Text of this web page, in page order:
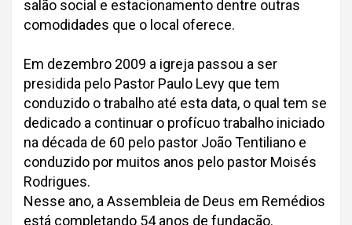
salão social e estacionamento dentre outras
comodidades que o local oferece.
Em dezembro 2009 a igreja passou a ser
presidida pelo Pastor Paulo Levy que tem
conduzido o trabalho até esta data, o qual tem se
dedicado a continuar o profícuo trabalho iniciado
na década de 60 pelo pastor João Tentiliano e
conduzido por muitos anos pelo pastor Moisés
Rodrigues.
Nesse ano, a Assembleia de Deus em Remédios
está completando 54 anos de fundação.